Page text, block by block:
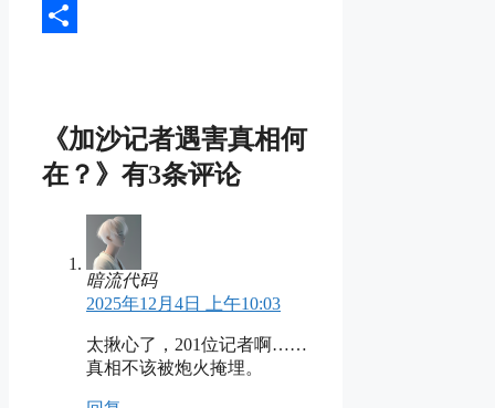
Message
《加沙记者遇害真相何
在？》有3条评论
暗流代码
2025年12月4日 上午10:03
太揪心了，201位记者啊……
真相不该被炮火掩埋。